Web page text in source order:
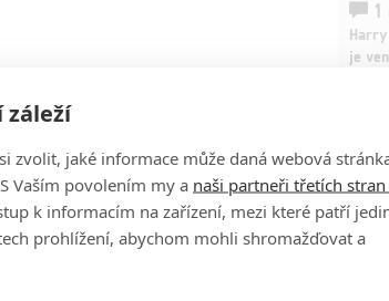
1
je
2
Nová
záleží
zvolit, jaké informace může daná webová
Vaším povolením my a naši partneři třetích
k informacím na zařízení, mezi které patří
prohlížení, abychom mohli shromažďovat a